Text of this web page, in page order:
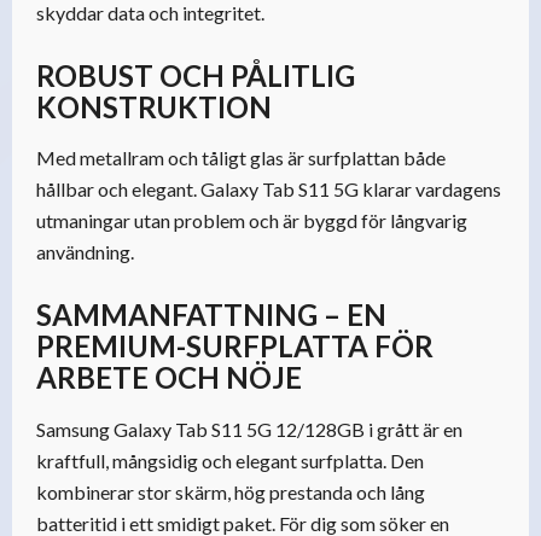
skyddar data och integritet.
ROBUST OCH PÅLITLIG
KONSTRUKTION
Med metallram och tåligt glas är surfplattan både
hållbar och elegant. Galaxy Tab S11 5G klarar vardagens
utmaningar utan problem och är byggd för långvarig
användning.
SAMMANFATTNING – EN
PREMIUM-SURFPLATTA FÖR
ARBETE OCH NÖJE
Samsung Galaxy Tab S11 5G 12/128GB i grått är en
kraftfull, mångsidig och elegant surfplatta. Den
kombinerar stor skärm, hög prestanda och lång
batteritid i ett smidigt paket. För dig som söker en